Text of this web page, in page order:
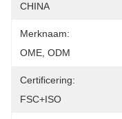
CHINA
Merknaam:
OME, ODM
Certificering:
FSC+ISO